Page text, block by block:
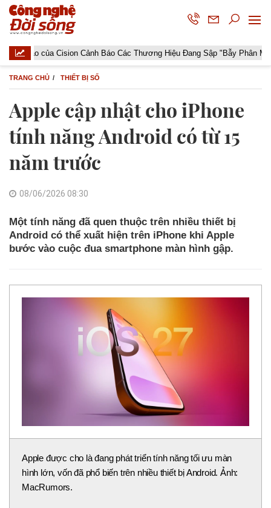
của Cision Cảnh Báo Các Thương Hiệu Đang Sập "Bẫy Phân Mảnh Dữ
TRANG CHỦ THIẾT BỊ SỐ
Apple cập nhật cho iPhone
tính năng Android có từ 15
năm trước
08/06/2026 08:30
Một tính năng đã quen thuộc trên nhiều thiết bị
Android có thể xuất hiện trên iPhone khi Apple
bước vào cuộc đua smartphone màn hình gập.
Apple được cho là đang phát triển tính năng tối ưu màn
hình lớn, vốn đã phổ biến trên nhiều thiết bị Android. Ảnh:
MacRumors.